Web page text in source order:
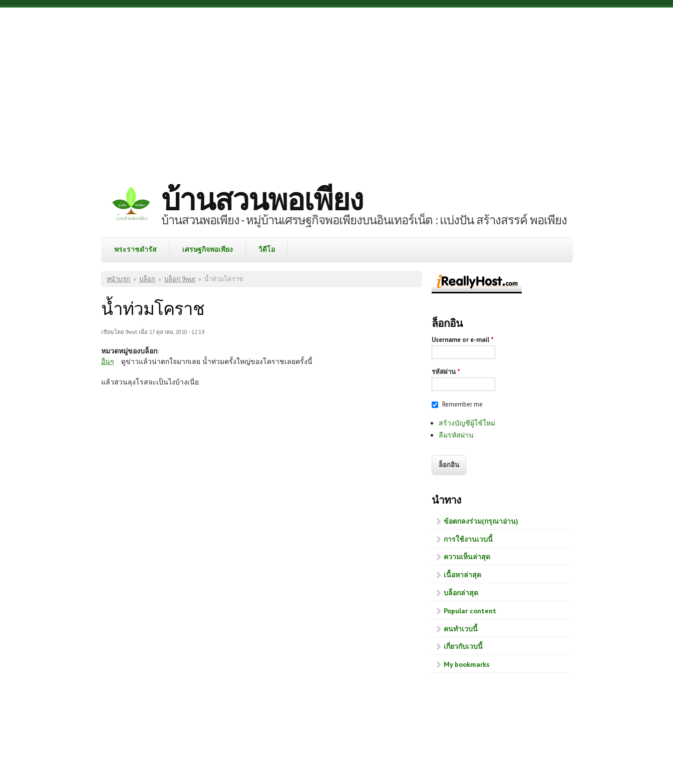
Skip to main content
บ้านสวนพอเพียง
บ้านสวนพอเพียง - หมู่บ้านเศรษฐกิจพอเพียงบนอินเทอร์เน็ต : แบ่งปัน สร้างสรรค์ พอเพียง
พระราชดำรัส เศรษฐกิจพอเพียง วิดีโอ
คุณอยู่ที่นี่
หน้าแรก » บล็อก » บล็อก 9wut » น้ำท่วมโคราช
น้ำท่วมโคราช
เขียนโดย 9wut เมื่อ 17 ตุลาคม, 2010 - 12:19
หมวดหมู่ของบล็อก:
อื่นๆ
ดูข่าวแล้วน่าตกใจมากเลย น้ำท่วมครั้งใหญ่ของโคราชเลยครั้งนี้
แล้วสวนลุงโรสจะเป็นไงบ้างเนี่ย
ล็อกอิน
Username or e-mail *
รหัสผ่าน *
Remember me
สร้างบัญชีผู้ใช้ใหม่
ลืมรหัสผ่าน
นำทาง
ข้อตกลงร่วม(กรุณาอ่าน)
การใช้งานเวบนี้
ความเห็นล่าสุด
เนื้อหาล่าสุด
บล็อกล่าสุด
Popular content
คนทำเวบนี้
เกี่ยวกับเวบนี้
My bookmarks